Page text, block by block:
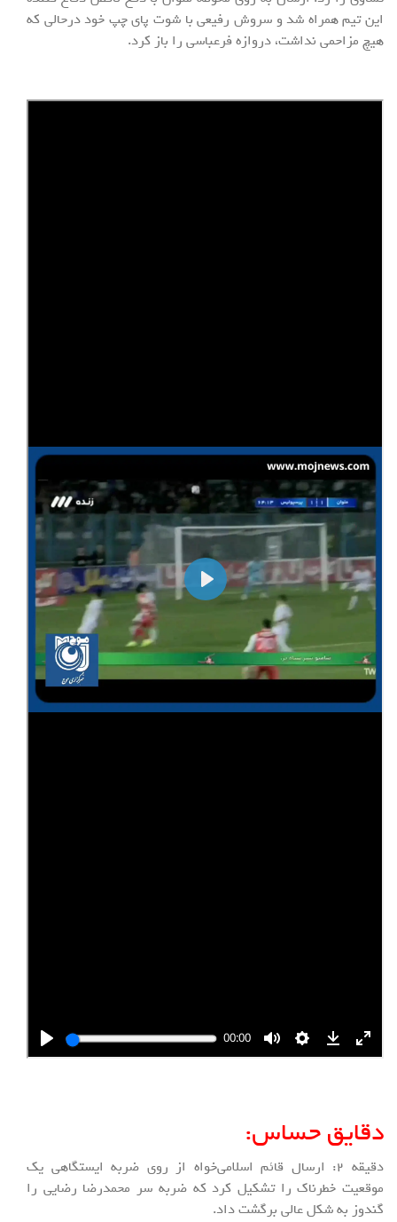
این تیم همراه شد و سروش رفیعی با شوت پای چپ خود درحالی که
هیچ مزاحمی نداشت، دروازه فرعباسی را باز کرد.
دقایق حساس:
دقیقه ۲: ارسال قائم اسلامی‌خواه از روی ضربه ایستگاهی یک
موقعیت خطرناک را تشکیل کرد که ضربه سر محمدرضا رضایی را
گندوز به شکل عالی برگشت داد.